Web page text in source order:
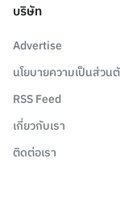
บริษัท
Advertise
นโยบายความเป็นส่วน
RSS Feed
เกี่ยวกับเรา
ติดต่อเรา